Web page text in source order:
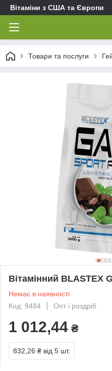
Вітаміни з США та Європи
Товари та послуги
Вітамінний BLASTEX
Немає в наявності
Код: 9484
Опт і роздріб
1 012,44 ₴
832,26 ₴ від 5 шт.